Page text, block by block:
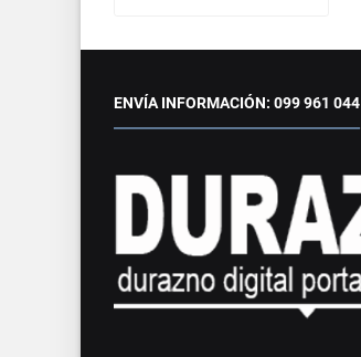
ENVÍA INFORMACIÓN: 099 961 044